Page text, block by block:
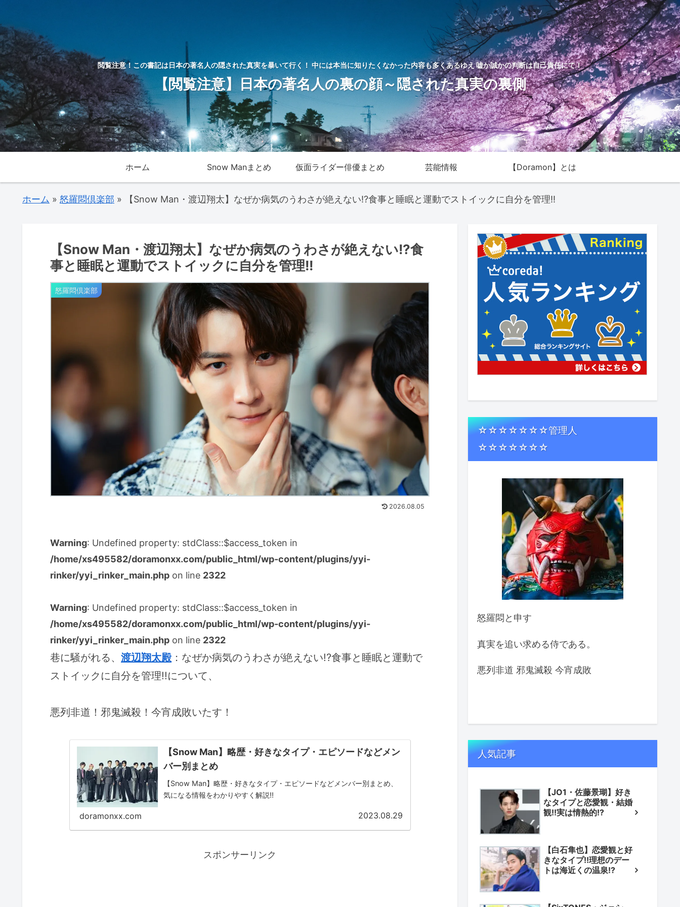
閲覧注意！この書記は日本の著名人の隠された真実を暴いて行く！ 中には本当に知りたくなかった内容も多くあるゆえ 嘘か誠かの判断は自己責任にて！
【閲覧注意】日本の著名人の裏の顔～隠された真実の裏側
ホーム Snow Manまとめ 仮面ライダー俳優まとめ 芸能情報 【Doramon】とは
ホーム » 怒羅悶倶楽部 » 【Snow Man・渡辺翔太】なぜか病気のうわさが絶えない!?食事と睡眠と運動でストイックに自分を管理!!
【Snow Man・渡辺翔太】なぜか病気のうわさが絶えない!?食
事と睡眠と運動でストイックに自分を管理!!
怒羅悶倶楽部
2026.08.05
Warning: Undefined property: stdClass::$access_token in
/home/xs495582/doramonxx.com/public_html/wp-content/plugins/yyi-
rinker/yyi_rinker_main.php on line 2322
Warning: Undefined property: stdClass::$access_token in
/home/xs495582/doramonxx.com/public_html/wp-content/plugins/yyi-
rinker/yyi_rinker_main.php on line 2322
巷に騒がれる、 渡辺翔太殿：なぜか病気のうわさが絶えない!?食事と睡眠と運動で
ストイックに自分を管理!!について、
悪列非道！邪鬼滅殺！今宵成敗いたす！
【Snow Man】略歴・好きなタイプ・エピソードなどメン
バー別まとめ
【Snow Man】略歴・好きなタイプ・エピソードなどメンバー別まとめ、
気になる情報をわかりやすく解説!!
doramonxx.com 2023.08.29
スポンサーリンク
☆☆☆☆☆☆☆管理人
☆☆☆☆☆☆☆
怒羅悶と申す
真実を追い求める侍である。
悪列非道 邪鬼滅殺 今宵成敗
人気記事
【JO1・佐藤景瑚】好き
なタイプと恋愛観・結婚
観!!実は情熱的!?
【白石隼也】恋愛観と好
きなタイプ!!理想のデー
トは海近くの温泉!?